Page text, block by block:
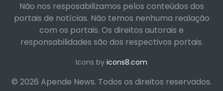
Não nos resposabilizamos pelos conteúdos dos
portais de notícias. Não temos nenhuma realação
com os portais. Os direitos autorais e
responsabilidades são dos respectivos portais.
Icons by icons8.com
© 2026 Apende News. Todos os direitos reservados.